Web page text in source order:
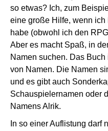
so etwas? Ich, zum
eine große Hilfe, wenn
habe (obwohl ich den
Aber es macht Spaß, in
Namen suchen. Das
von Namen. Die Namen
und es gibt auch
Schauspielernamen oder
Namens Alrik.
In so einer Auflistung darf